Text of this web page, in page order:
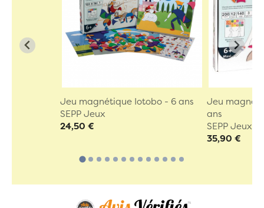
Jeu magnétique Iotobo - 6 ans
SEPP Jeux
24,50 €
Jeu
ans
SEPP Jeux
35,90 €